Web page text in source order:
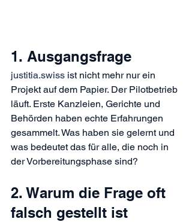
1. Ausgangsfrage
justitia.swiss ist nicht mehr nur ein
Projekt auf dem Papier. Der Pilotbetrieb
läuft. Erste Kanzleien, Gerichte und
Behörden haben echte Erfahrungen
gesammelt. Was haben sie gelernt und
was bedeutet das für alle, die noch in
der Vorbereitungsphase sind?
2. Warum die Frage oft
falsch gestellt ist